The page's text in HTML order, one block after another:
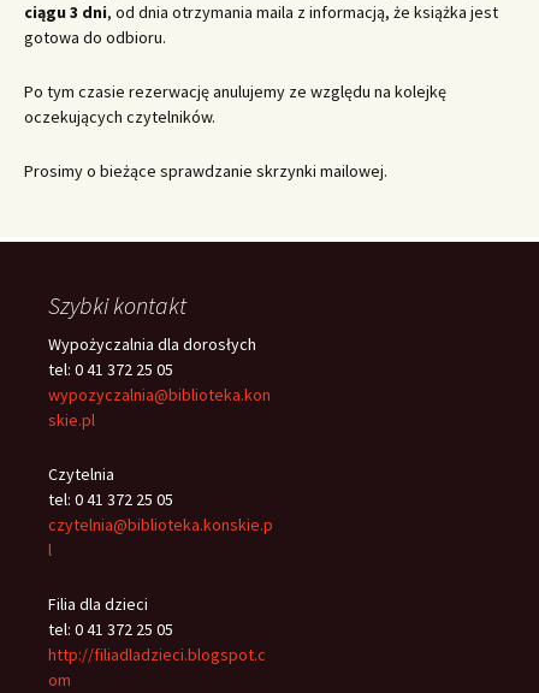
ciągu 3 dni, od dnia otrzymania maila z informacją, że książka jest
gotowa do odbioru.
Po tym czasie rezerwację anulujemy ze względu na kolejkę
oczekujących czytelników.
Prosimy o bieżące sprawdzanie skrzynki mailowej.
Szybki kontakt
Wypożyczalnia dla dorosłych
tel: 0 41 372 25 05
wypozyczalnia@biblioteka.kon
skie.pl
Czytelnia
tel: 0 41 372 25 05
czytelnia@biblioteka.konskie.p
l
Filia dla dzieci
tel: 0 41 372 25 05
http://filiadladzieci.blogspot.c
om